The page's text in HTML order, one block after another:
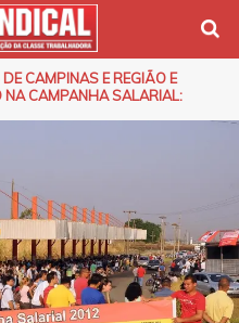
CAMPINAS E REGIÃO E
NA CAMPANHA SALARIAL: